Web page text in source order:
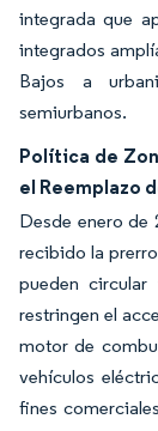
integrada que
integrados
Bajos a
semiurbanos.
Política de
el Reemplazo
Desde enero de
recibido la
pueden
restringen el
motor de
vehículos
fines